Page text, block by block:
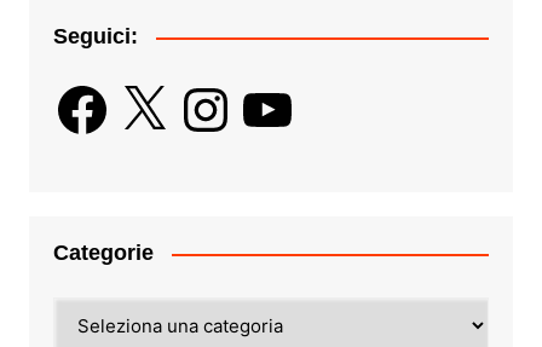
Seguici:
Facebook
X InstagramYouTube
Categorie